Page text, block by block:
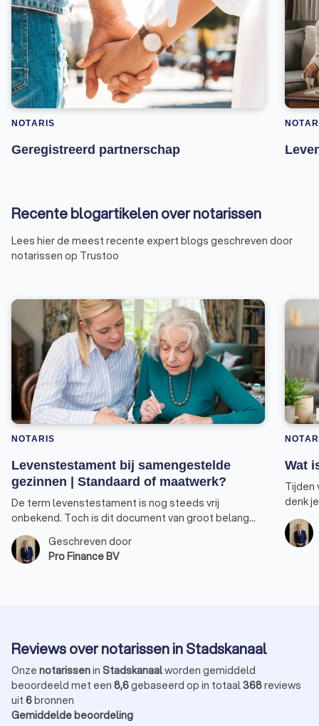
NOTARIS
Geregistreerd partnerschap
Recente blogartikelen over notarissen
Lees hier de meest recente expert blogs geschreven door
notarissen op Trustoo
NOTARIS
Levenstestament bij samengestelde
gezinnen | Standaard of maatwerk?
De term levenstestament is nog steeds vrij
onbekend. Toch is dit document van groot belang
als u in de toekomst zelf geen beslissingen meer
kunt nemen. Met een levenstestament heeft u één
of meerdere personen gemachtigd om namens u te
Geschreven door
Pro Finance BV
Wat
Tijden
denk
het
Reviews over notarissen in Stadskanaal
Onze notarissenin Stadskanaalworden gemiddeld
beoordeeld met een 8,6gebaseerd op in totaal368reviews
uit 6bronnen
Gemiddelde beoordeling